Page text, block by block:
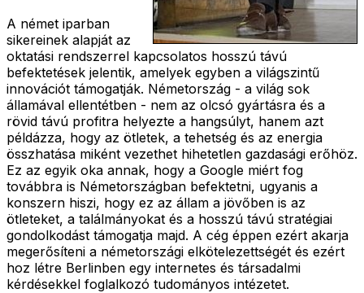
A német iparban
sikereinek alapját az
oktatási rendszerrel kapcsolatos hosszú távú
befektetések jelentik, amelyek egyben a világszintű
innovációt támogatják. Németország - a világ sok
államával ellentétben - nem az olcsó gyártásra és a
rövid távú profitra helyezte a hangsúlyt, hanem azt
példázza, hogy az ötletek, a tehetség és az energia
összhatása miként vezethet hihetetlen gazdasági erőhöz.
Ez az egyik oka annak, hogy a Google miért fog
továbbra is Németországban befektetni, ugyanis a
konszern hiszi, hogy ez az állam a jövőben is az
ötleteket, a találmányokat és a hosszú távú stratégiai
gondolkodást támogatja majd. A cég éppen ezért akarja
megerősíteni a németországi elkötelezettségét és ezért
hoz létre Berlinben egy internetes és társadalmi
kérdésekkel foglalkozó tudományos intézetet.